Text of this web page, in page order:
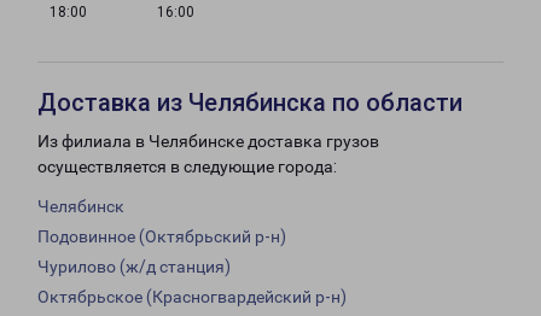
18:00 16:00
Доставка из Челябинска по области
Из филиала в Челябинске доставка грузов
осуществляется в следующие города:
Челябинск
Подовинное (Октябрьский р-н)
Чурилово (ж/д станция)
Октябрьское (Красногвардейский р-н)